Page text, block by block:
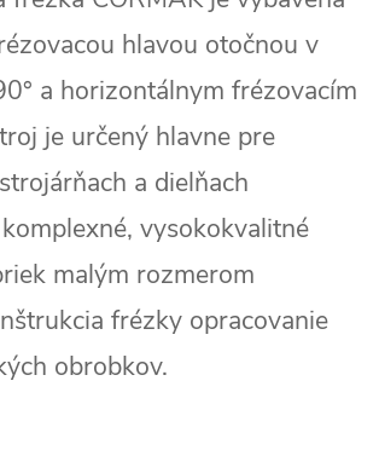
hlavou otočnou v
a horizontálnym frézovacím
je určený hlavne pre
a dielňach
vysokokvalitné
malým rozmerom
frézky opracovanie
obrobkov.